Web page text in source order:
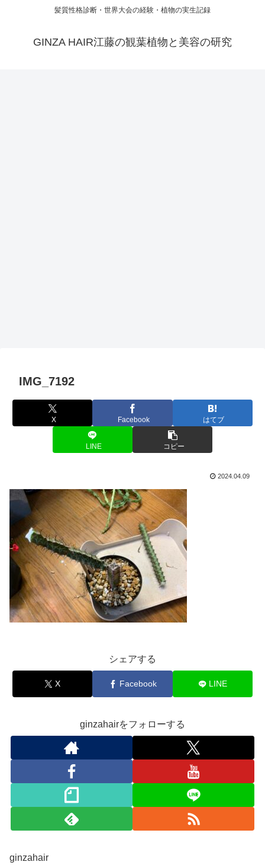
髪質性格診断・世界大会の経験・植物の実生記録
GINZA HAIR江藤の観葉植物と美容の研究
IMG_7192
X Facebook はてブ
LINE コピー
2024.04.09
シェアする
X Facebook LINE
ginzahairをフォローする
ginzahair